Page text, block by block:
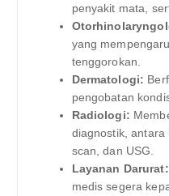
penyakit mata,
yang
tenggorokan.
Dermatologi:
pengobatan
Radiologi:
diagnostik, antara
scan, dan USG.
Layanan Darurat:
medis segera